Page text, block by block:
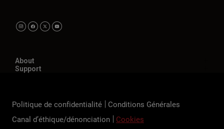
About
Support
Politique de confidentialité
Conditions Générales
Canal d’éthique/dénonciation
Cookies